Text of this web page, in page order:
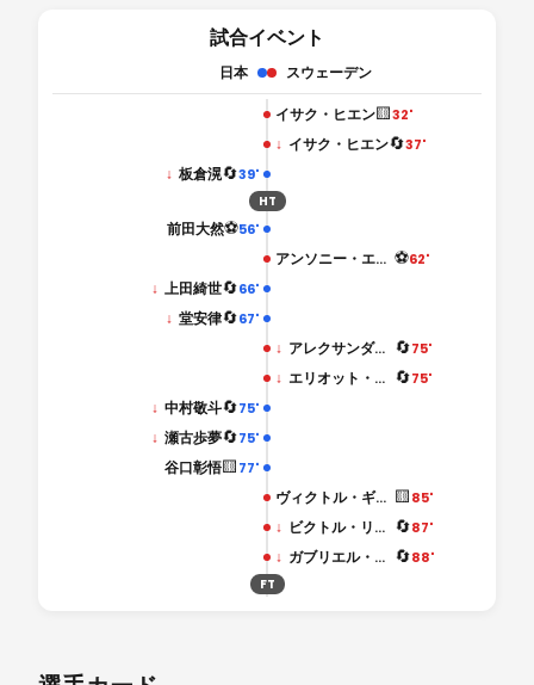
試合イベント
日本 スウェーデン
イサク・ヒエン🟨32'
↓ イサク・ヒエン🔄37'
39'
🔄
↓ 板倉滉
HT
56'
⚽
前田大然
アンソニー・エランガ ⚽62'
66'
🔄
↓ 上田綺世
67'
🔄
↓ 堂安律
↓ アレクサンダー・ベルンハルドソン 🔄75'
↓ エリオット・ストラウド 🔄75'
75'
🔄
↓ 中村敬斗
75'
🔄
↓ 瀬古歩夢
77'
🟨
谷口彰悟
ヴィクトル・ギョケレス 🟨85'
↓ ビクトル・リンデロフ 🔄87'
↓ ガブリエル・グドムンドソン 🔄88'
FT